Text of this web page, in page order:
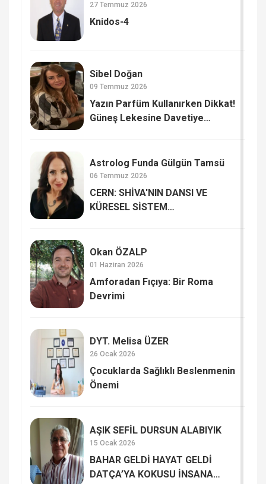
27 Temmuz 2026
Knidos-4
Sibel Doğan
09 Temmuz 2026
Yazın Parfüm Kullanırken Dikkat!
Güneş Lekesine Davetiye
Astrolog Funda Gülgün Tamsü
06 Temmuz 2026
CERN: SHİVA'NIN DANSI VE
KÜRESEL SİSTEM
Okan ÖZALP
01 Haziran 2026
Amforadan Fıçıya: Bir Roma
Devrimi
DYT. Melisa ÜZER
26 Ocak 2026
Çocuklarda Sağlıklı Beslenmenin
Önemi
AŞIK SEFİL DURSUN ALABIYIK
15 Ocak 2026
BAHAR GELDİ HAYAT GELDİ
DATÇA’YA KOKUSU İNSANA